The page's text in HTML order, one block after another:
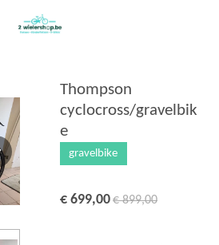
Thompson
cyclocross/gravelbik
e
gravelbike
€ 699,00€ 899,00